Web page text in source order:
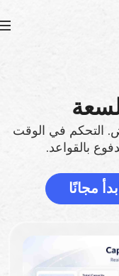
التحكم في الوقت
بالقواعد.
مجانًا